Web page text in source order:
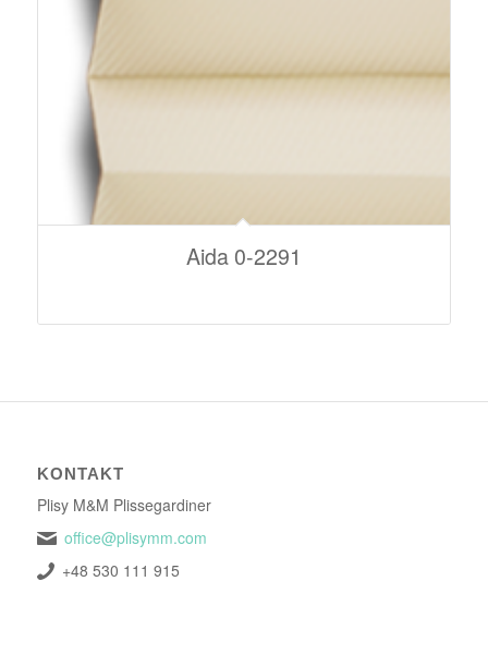
Aida 0-2291
KONTAKT
Plisy M&M Plissegardiner
office@plisymm.com
+48 530 111 915